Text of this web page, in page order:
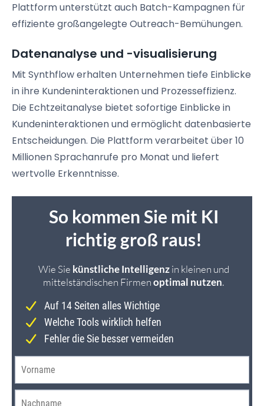
Plattform unterstützt auch Batch-Kampagnen für
effiziente großangelegte Outreach-Bemühungen.
Datenanalyse und -visualisierung
Mit Synthflow erhalten Unternehmen tiefe Einblicke
in ihre Kundeninteraktionen und Prozesseffizienz.
Die Echtzeitanalyse bietet sofortige Einblicke in
Kundeninteraktionen und ermöglicht datenbasierte
Entscheidungen. Die Plattform verarbeitet über 10
Millionen Sprachanrufe pro Monat und liefert
wertvolle Erkenntnisse.